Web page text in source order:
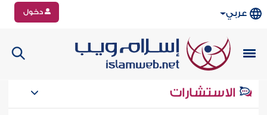
عربي دخول
الاستشارات